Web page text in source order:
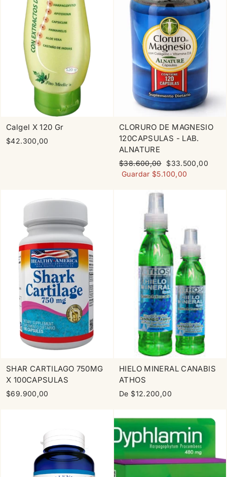
Calgel X 120 Gr
$42.300,00
CLORURO DE MAGNESIO
120CAPSULAS - LAB.
ALNATURE
Precio
habitual
$38.600,00
Precio
de
$33.500,00
Guardar $5.100,00
SHAR CARTILAGO 750MG
X 100CAPSULAS
$69.900,00
HIELO MINERAL CANABIS
ATHOS
De $12.200,00